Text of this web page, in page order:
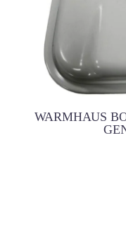
WARMHAUS